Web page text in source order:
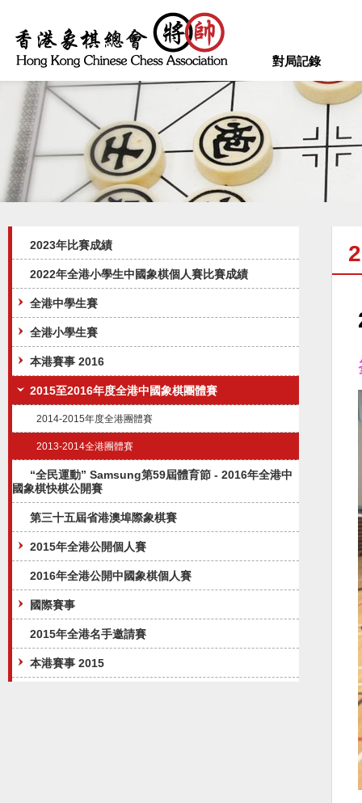
對局記錄
2023年比賽成績
2022年全港小學生中國象棋個人賽比賽成績
全港中學生賽
全港小學生賽
本港賽事 2016
2015至2016年度全港中國象棋團體賽
2014-2015年度全港團體賽
2013-2014全港團體賽
“全民運動” Samsung第59屆體育節 - 2016年全港中
國象棋快棋公開賽
第三十五屆省港澳埠際象棋賽
2015年全港公開個人賽
2016年全港公開中國象棋個人賽
國際賽事
2015年全港名手邀請賽
本港賽事 2015